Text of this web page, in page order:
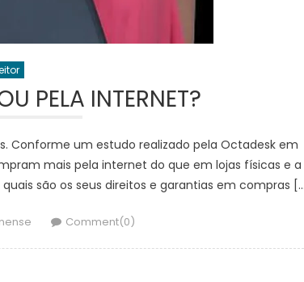
PELA INTERNET?
Conforme um estudo realizado pela Octadesk em
mais pela internet do que em lojas físicas e a
são os seus direitos e garantias em compras
Comment(0)